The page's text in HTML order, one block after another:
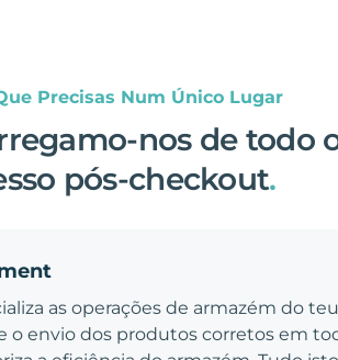
Precisas Num Único Lugar
nos de todo
pós-checkout.
as operações de armazém do
o envio dos produtos corretos em